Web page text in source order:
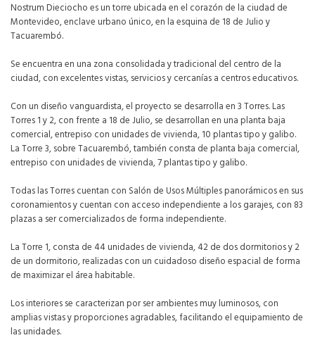
Nostrum Dieciocho es un torre ubicada en el corazón de la ciudad de
Montevideo, enclave urbano único, en la esquina de 18 de Julio y
Tacuarembó.
Se encuentra en una zona consolidada y tradicional del centro de la
ciudad, con excelentes vistas, servicios y cercanías a centros educativos.
Con un diseño vanguardista, el proyecto se desarrolla en 3 Torres. Las
Torres 1 y 2, con frente a 18 de Julio, se desarrollan en una planta baja
comercial, entrepiso con unidades de vivienda, 10 plantas tipo y galibo.
La Torre 3, sobre Tacuarembó, también consta de planta baja comercial,
entrepiso con unidades de vivienda, 7 plantas tipo y galibo.
Todas las Torres cuentan con Salón de Usos Múltiples panorámicos en sus
coronamientos y cuentan con acceso independiente a los garajes, con 83
plazas a ser comercializados de forma independiente.
La Torre 1, consta de 44 unidades de vivienda, 42 de dos dormitorios y 2
de un dormitorio, realizadas con un cuidadoso diseño espacial de forma
de maximizar el área habitable.
Los interiores se caracterizan por ser ambientes muy luminosos, con
amplias vistas y proporciones agradables, facilitando el equipamiento de
las unidades.